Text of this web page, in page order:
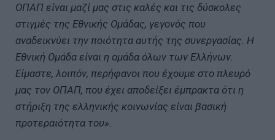
ΟΠΑΠ είναι μαζί μας στις καλές και τις δύσκολες
στιγμές της Εθνικής Ομάδας, γεγονός που
αναδεικνύει την ποιότητα αυτής της συνεργασίας. Η
Εθνική Ομάδα είναι η ομάδα όλων των Ελλήνων.
Είμαστε, λοιπόν, περήφανοι που έχουμε στο πλευρό
μας τον ΟΠΑΠ, που έχει αποδείξει έμπρακτα ότι η
στήριξη της ελληνικής κοινωνίας είναι βασική
προτεραιότητα του».